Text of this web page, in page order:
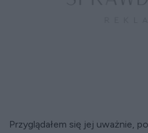
Przyglądałem się jej uważnie,